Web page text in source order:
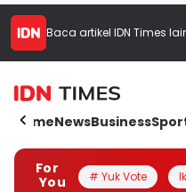
Baca artikel IDN Times
HomeNewsBusiness
For
You
# Yuk Vote